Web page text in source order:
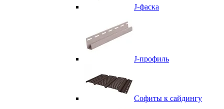
J-фаска
J-профиль
Софиты к сайдингу